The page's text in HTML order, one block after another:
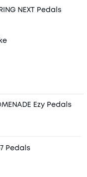
NEXT Pedals
Ezy Pedals
Pedals